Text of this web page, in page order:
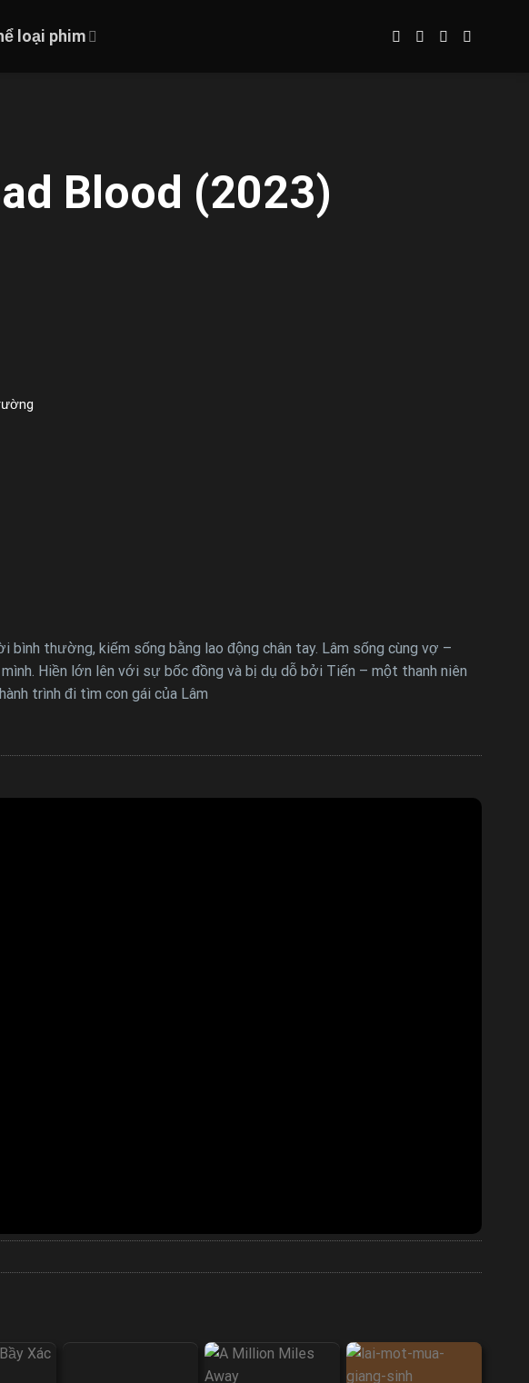
loại phim
Blood (2023)
thường, kiếm sống bằng lao động chân tay. Lâm sống cùng vợ –
Hiền lớn lên với sự bốc đồng và bị dụ dỗ bởi Tiến – một thanh niên
trình đi tìm con gái của Lâm